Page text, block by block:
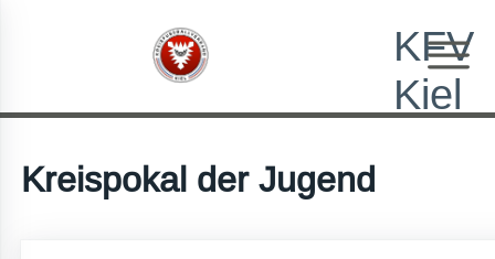
KFV
Kiel
Kreispokal der Jugend